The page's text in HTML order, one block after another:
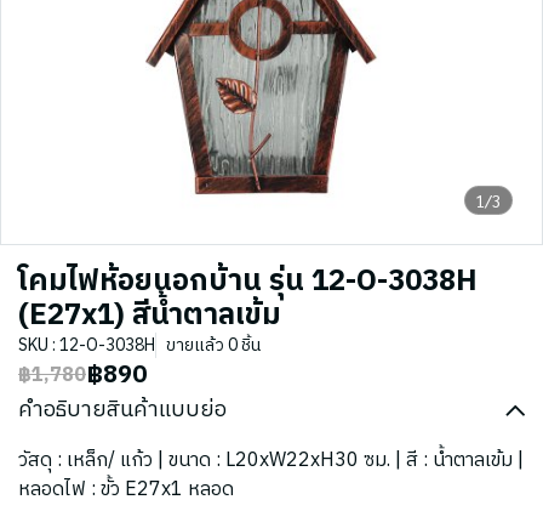
1/3
โคมไฟห้อยนอกบ้าน รุ่น 12-O-3038H
(E27x1) สีน้ำตาลเข้ม
SKU : 12-O-3038H ขายแล้ว 0 ชิ้น
฿1,780฿890
คำอธิบายสินค้าแบบย่อ
วัสดุ : เหล็ก/ แก้ว | ขนาด : L20xW22xH30 ซม. | สี : น้ำตาลเข้ม |
หลอดไฟ : ขั้ว E27x1 หลอด